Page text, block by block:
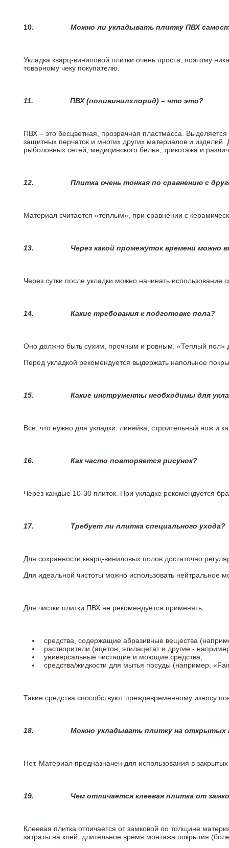
10. Можно ли укладывать плитку ПВХ
Укладка кварц-виниловой плитки очень проста, поэтому
товарному чеку покупателю.
11. ПВХ (поливинилхлорид) – что это?
ПВХ – это бесцветная, прозрачная пластмасса.
защитных перчаток и многих других материалов и
рыболовных сетей, медицинского белья, трикотажа и
12. Плитка очень тонкая по сравнению с
Материал считается «теплым», при сравнении с
13. Через какой промежуток времени можно
Через сутки после укладки можно начинать
14. Какие требования к подготовке пола?
Оно должно быть сухим, прочным и ровным. «Теплый пол»
Перед укладкой рекомендуется выдержать напольное
15. Какие инструменты необходимы для
Все, что нужно для укладки: линейка, строительный нож и
16. Как часто повторяется рисунок?
Через каждые 10-30 плиток. При укладке рекомендуется
17. Требует ли плитка специального ухода?
Для сохранности кварц-виниловых полов достаточно
Для идеальной чистоты можно использовать
Для чистки плитки ПВХ не рекомендуется применять:
средства, содержащие абразивные вещества
растворители (ацетон, этилацетат и другие -
универсальные чистящие и моющие средства,
средства/жидкости для мытья посуды (например,
Такие средства способствуют преждевременному износу
18. Можно укладывать плитку на открытых
Нет. Материал предназначен для использования в
19. Чем отличается клеевая плитка от
Клеевая плитка отличается от замковой по толщине
затраты на клей, длительное время монтажа покрытия